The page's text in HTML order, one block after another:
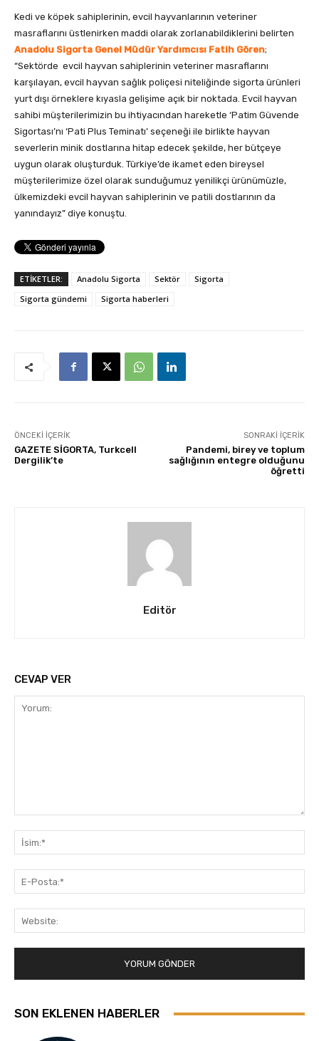
Kedi ve köpek sahiplerinin, evcil hayvanlarının veteriner
masraflarını üstlenirken maddi olarak zorlanabildiklerini belirten
Anadolu Sigorta Genel Müdür Yardımcısı Fatih Gören;
“Sektörde evcil hayvan sahiplerinin veteriner masraflarını
karşılayan, evcil hayvan sağlık poliçesi niteliğinde sigorta ürünleri
yurt dışı örneklere kıyasla gelişime açık bir noktada. Evcil hayvan
sahibi müşterilerimizin bu ihtiyacından hareketle ‘Patim Güvende
Sigortası’nı ‘Pati Plus Teminatı’ seçeneği ile birlikte hayvan
severlerin minik dostlarına hitap edecek şekilde, her bütçeye
uygun olarak oluşturduk. Türkiye’de ikamet eden bireysel
müşterilerimize özel olarak sunduğumuz yenilikçi ürünümüzle,
ülkemizdeki evcil hayvan sahiplerinin ve patili dostlarının da
yanındayız” diye konuştu.
ETİKETLER: Anadolu Sigorta Sektör
Sigorta
Sigorta gündemi
Sigorta haberleri
ÖNCEKI İÇERIK
GAZETE SİGORTA, Turkcell
Dergilik’te
SONRAKI İÇERIK
Pandemi, birey ve toplum
sağlığının entegre olduğunu
öğretti
Editör
CEVAP VER
SON EKLENEN HABERLER